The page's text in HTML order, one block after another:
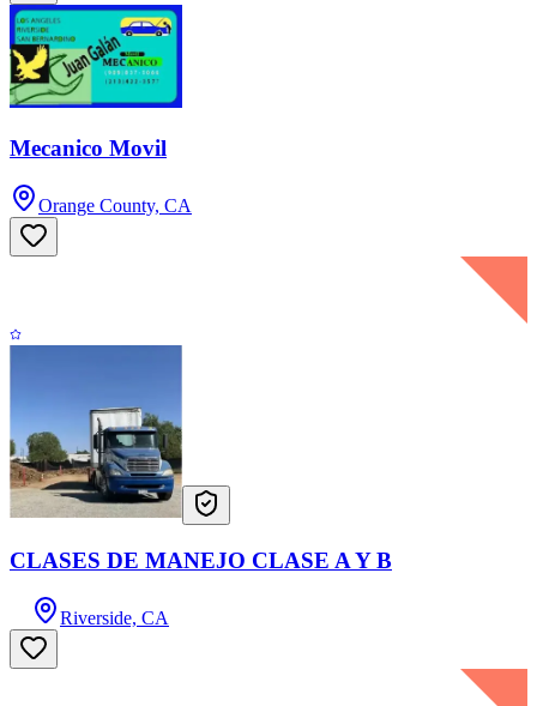
Mecanico Movil
Orange County, CA
CLASES DE MANEJO CLASE A Y B
Riverside, CA